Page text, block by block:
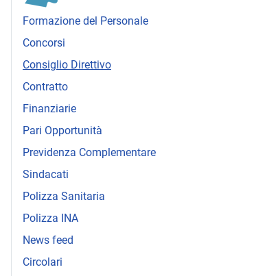
Formazione del Personale
Concorsi
Consiglio Direttivo
Contratto
Finanziarie
Pari Opportunità
Previdenza Complementare
Sindacati
Polizza Sanitaria
Polizza INA
News feed
Circolari